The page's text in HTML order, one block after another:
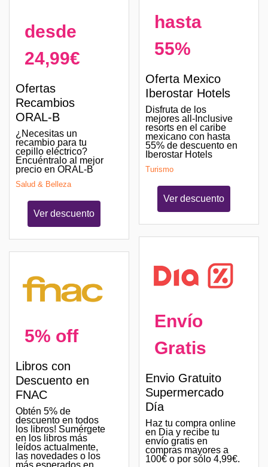
desde
24,99€
Ofertas
Recambios
ORAL-B
¿Necesitas un
recambio para tu
cepillo eléctrico?
Encuéntralo al mejor
precio en ORAL-B
Salud & Belleza
Ver descuento
5% off
Libros con
Descuento en
FNAC
Obtén 5% de
descuento en todos
los libros! Sumérgete
en los libros más
leídos actualmente,
las novedades o los
más esperados en
hasta
55%
Oferta Mexico
Iberostar Hotels
Disfruta de los
mejores all-Inclusive
resorts en el caribe
mexicano con hasta
55% de descuento en
Iberostar Hotels
Turismo
Ver descuento
Envío
Gratis
Envio Gratuito
Supermercado
Día
Haz tu compra online
en Dia y recibe tu
envío gratis en
compras mayores a
100€ o por sólo 4,99€.